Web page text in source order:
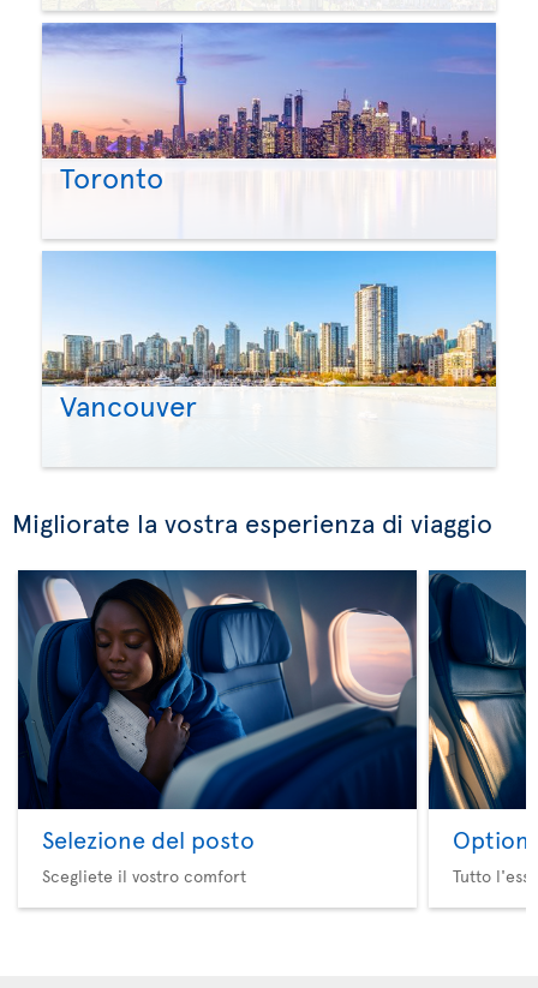
Toronto
Vancouver
Migliorate la vostra esperienza di viaggio
Selezione del posto
Scegliete il vostro comfort
Option
Tutto